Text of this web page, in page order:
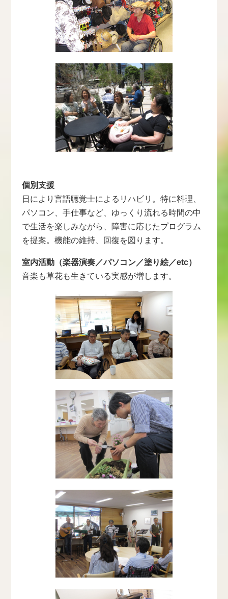
個別支援
日により言語聴覚士によるリハビリ。特に料理、
パソコン、手仕事など、ゆっくり流れる時間の中
で生活を楽しみながら、障害に応じたプログラム
を提案。機能の維持、回復を図ります。
室内活動（楽器演奏／パソコン／塗り絵／etc）
音楽も草花も生きている実感が増します。